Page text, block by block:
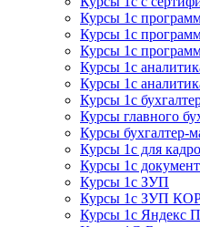
Курсы 1с
Курсы 1с
Курсы 1с
Курсы 1с
Курсы 1с
Курсы 1с
Курсы главного
Курсы бухгалтер-
Курсы 1с для
Курсы 1с
Курсы 1с ЗУП
Курсы 1с ЗУП
Курсы 1с Яндекс